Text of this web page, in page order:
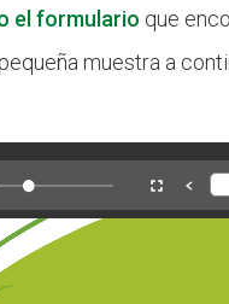
el formulario que
muestra a